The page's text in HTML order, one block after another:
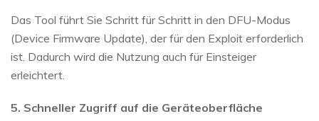
Das Tool führt Sie Schritt für Schritt in den DFU-Modus
(Device Firmware Update), der für den Exploit erforderlich
ist. Dadurch wird die Nutzung auch für Einsteiger
erleichtert.
5. Schneller Zugriff auf die Geräteoberfläche